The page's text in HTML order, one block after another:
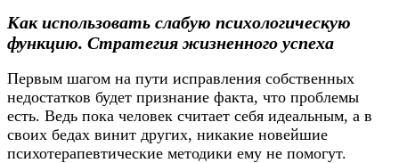
Как использовать слабую психологическую
функцию. Стратегия жизненного успеха
Первым шагом на пути исправления собственных
недостатков будет признание факта, что проблемы
есть. Ведь пока человек считает себя идеальным, а в
своих бедах винит других, никакие новейшие
психотерапевтические методики ему не помогут.